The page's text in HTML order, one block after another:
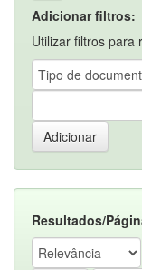
Adicionar filtros:
Utilizar filtros para
Resultados/